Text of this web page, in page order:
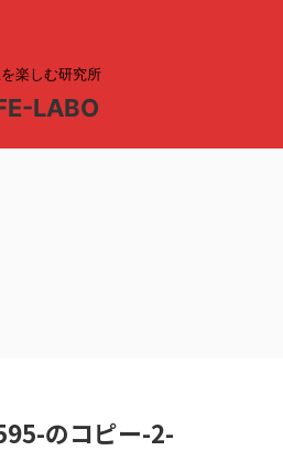
を楽しむ研究所
LABO
のコピー-2-